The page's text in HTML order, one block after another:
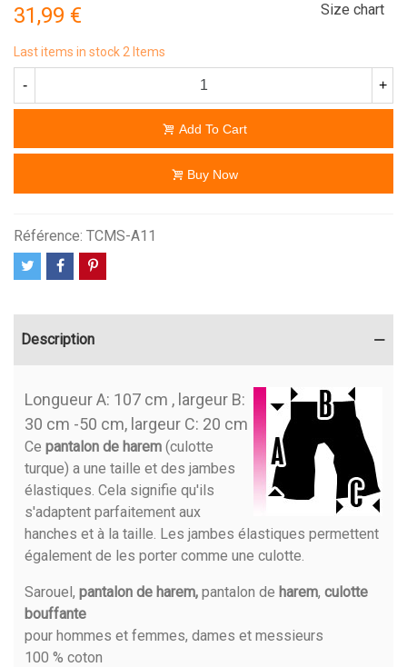
31,99 € Size chart
Last items in stock 2 Items
- +
Add To Cart
Buy Now
Référence: TCMS-A11
Description
Longueur A: 107 cm , largeur B:
30 cm -50 cm, largeur C: 20 cm
Ce pantalon de harem (culotte
turque) a une taille et des jambes
élastiques. Cela signifie qu'ils
s'adaptent parfaitement aux
hanches et à la taille. Les jambes élastiques permettent
également de les porter comme une culotte.
Sarouel, pantalon de harem, pantalon de harem, culotte
bouffante
pour hommes et femmes, dames et messieurs
100 % coton